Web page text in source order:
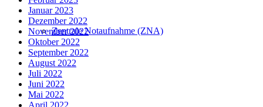
Zentrale Notaufnahme (ZNA)
Januar 2023
Dezember 2022
November 2022
Oktober 2022
September 2022
August 2022
Juli 2022
Juni 2022
Mai 2022